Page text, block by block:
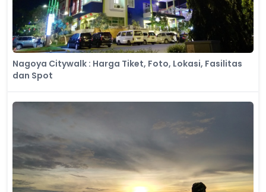
Nagoya Citywalk : Harga Tiket, Foto, Lokasi, Fasilitas
dan Spot